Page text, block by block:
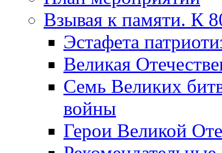
Взывая к памяти. К
Эcтафета
Великая
Семь Великих
войны
Герои Великой